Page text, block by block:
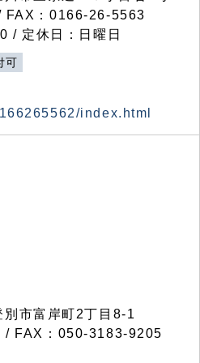
：0166-26-5563
/ 定休日：日曜日
可
index.html
別市富岸町2丁目 8-1
FAX：050-3183-9205